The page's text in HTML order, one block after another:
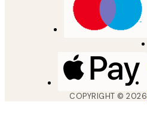
COPYRIGHT ©2026